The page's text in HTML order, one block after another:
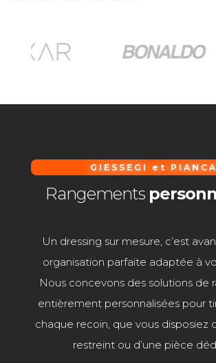
GIESSEGI et PIANCA
Rangements
Un dressing sur mesure, c’est
organisation parfaite adaptée à
Nous concevons des solutions de
entièrement personnalisées pour
chaque recoin, que vous disposiez
restreint ou d’une pièce